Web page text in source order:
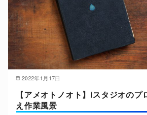
2022年1月17日
【アメオトノオト】iスタジオの
え作業風景